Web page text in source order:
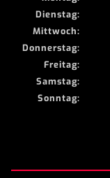
Dienstag:
Mittwoch:
Donnerstag:
Freitag:
Samstag:
Sonntag: